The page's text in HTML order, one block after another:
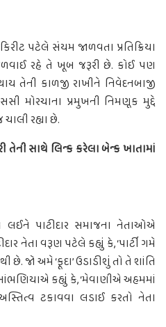
પટેલે સંયમ જાળવતા પ્રતિક્રિયા
રહે તે ખૂબ જરૂરી છે. કોઈ પણ
તેની કાળજી રાખીને નિવેદનબાજી
મોરચાના પ્રમુખની નિમણૂક મુદ્દે
રહ્યા છે.
સાથે લિન્ક કરેલા બેન્ક ખાતામાં
લઈને પાટીદાર સમાજના નેતાઓએ
નેતા વરૂણ પટેલે કહ્યું કે, ‘પાર્ટી ગમે
છે. જો અમે ‘ફૂદા’ ઉડાડીશું તો તે શાંતિ
કહ્યું કે, ‘મેવાણીએ અહમમાં
ટકાવવા લડાઈ કરતો નેતા